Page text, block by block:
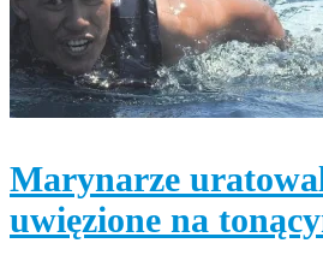
Marynarze
uwięzione na